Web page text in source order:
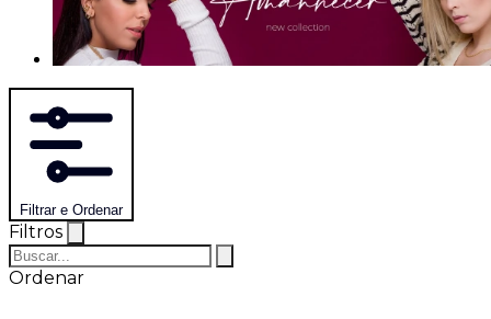
Filtrar e Ordenar
Filtros
Ordenar